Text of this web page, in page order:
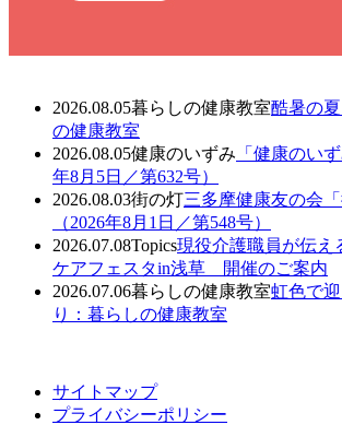
2026.08.05暮らしの健康教室酷暑の
の健康教室
2026.08.05健康のいずみ 「健康のい
年8月5日／第632号）
2026.08.03街の灯三多摩健康友の会
（2026年8月1日／第548号）
2026.07.08Topics現役介護職員が伝
ケアフェスタin浅草 開催のご案内
2026.07.06暮らしの健康教室虹色で
り：暮らしの健康教室
サイトマップ
プライバシーポリシー